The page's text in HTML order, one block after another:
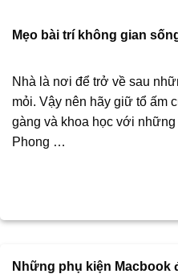
Mẹo bài trí không gian
Nhà là nơi để trở về sau
mỏi. Vậy nên hãy giữ tổ ấm
gàng và khoa học với
Phong …
Những phụ kiện